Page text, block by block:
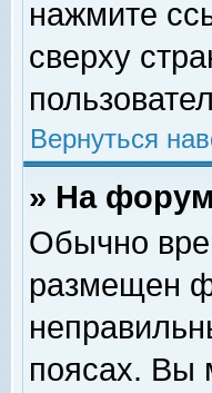
нажмите
сверху
Вернуться
» На
Обычно
размещен
поясах. Вы